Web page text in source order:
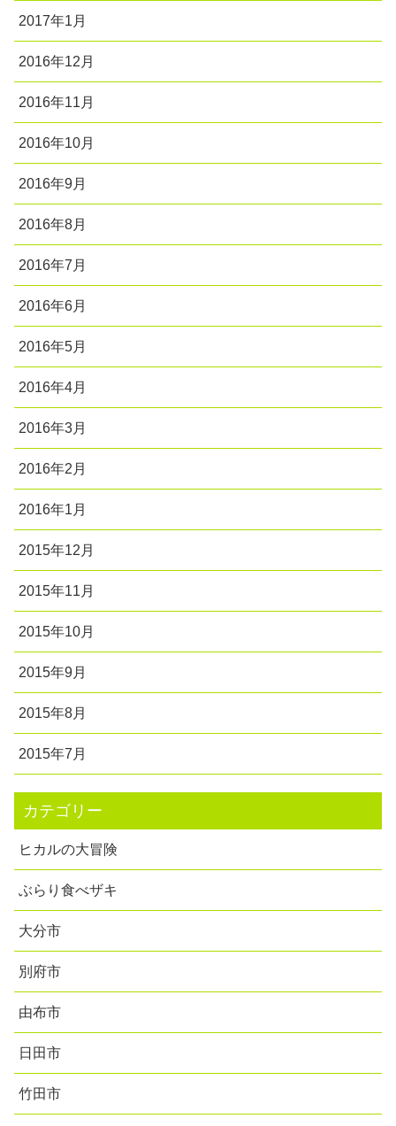
2017年1月
2016年12月
2016年11月
2016年10月
2016年9月
2016年8月
2016年7月
2016年6月
2016年5月
2016年4月
2016年3月
2016年2月
2016年1月
2015年12月
2015年11月
2015年10月
2015年9月
2015年8月
2015年7月
カテゴリー
ヒカルの大冒険
ぶらり食べザキ
大分市
別府市
由布市
日田市
竹田市